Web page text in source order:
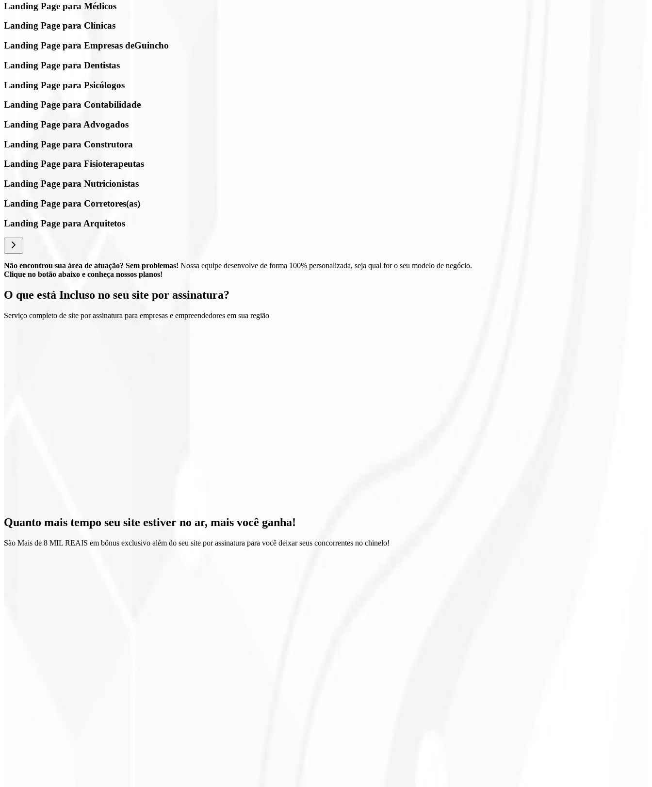
Landing Page para Médicos
Landing Page para Clínicas
Landing Page para Empresas deGuincho
Landing Page para Dentistas
Landing Page para Psicólogos
Landing Page para Contabilidade
Landing Page para Advogados
Landing Page para Construtora
Landing Page para Fisioterapeutas
Landing Page para Nutricionistas
Landing Page para Corretores(as)
Landing Page para Arquitetos
Não encontrou sua área de atuação? Sem problemas! Nossa equipe desenvolve de forma 100% personalizada, seja qual for o seu modelo de negócio.
Clique no botão abaixo e conheça nossos planos!
O que está Incluso no seu site por assinatura?
Serviço completo de site por assinatura para empresas e empreendedores em sua região
Zero fidelidade
Quanto mais tempo seu site estiver no ar, mais você ganha!
São Mais de 8 MIL REAIS em bônus exclusivo além do seu site por assinatura para você deixar seus concorrentes no chinelo!